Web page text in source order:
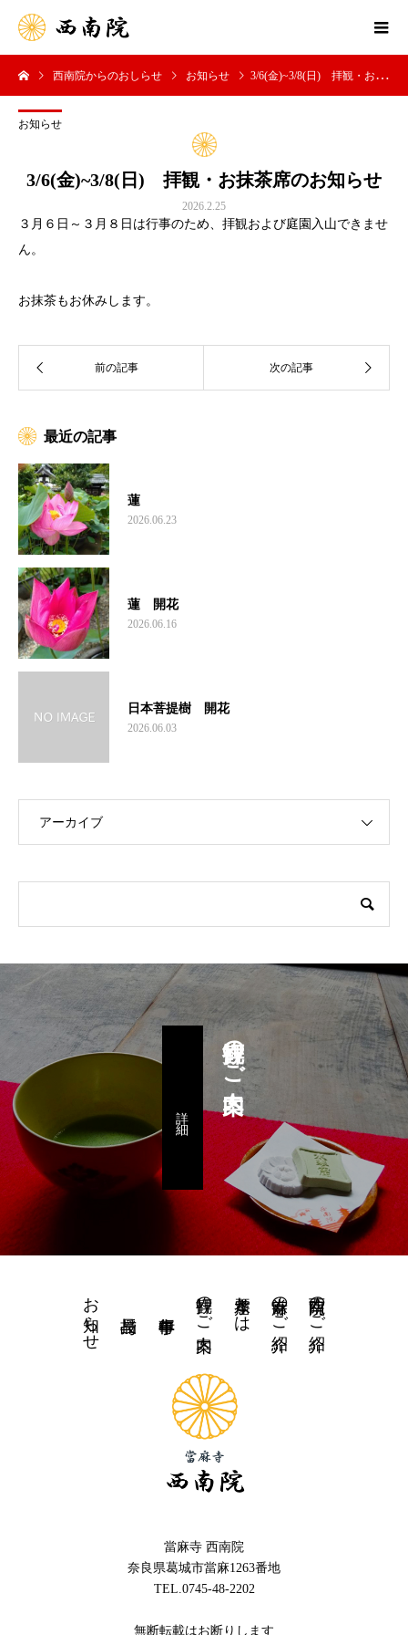
西南院からのおしらせ お知らせ 3/6(金)~3/8(日) 拝観・お抹茶席のお知らせ
お知らせ
3/6(金)~3/8(日) 拝観・お抹茶席のお知らせ
2026.2.25
３月６日～３月８日は行事のため、拝観および庭園入山できませ
ん。
お抹茶もお休みします。
最近の記事
蓮
2026.06.23
蓮 開花
2026.06.16
日本菩提樹 開花
2026.06.03
アーカイブ
拝観のご案内
西南院のご紹介
當麻寺のご紹介
水琴窟とは
拝観のご案内
お知らせ
當麻寺 西南院
奈良県葛城市當麻1263番地
TEL.0745-48-2202
無断転載はお断りします